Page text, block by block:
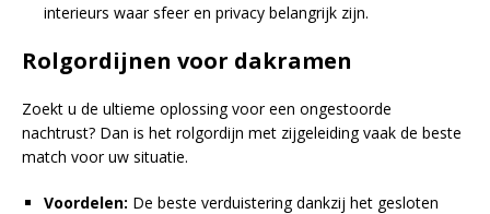
interieurs waar sfeer en privacy belangrijk zijn.
Rolgordijnen voor dakramen
Zoekt u de ultieme oplossing voor een ongestoorde
nachtrust? Dan is het rolgordijn met zijgeleiding vaak de beste
match voor uw situatie.
Voordelen: De beste verduistering dankzij het gesloten